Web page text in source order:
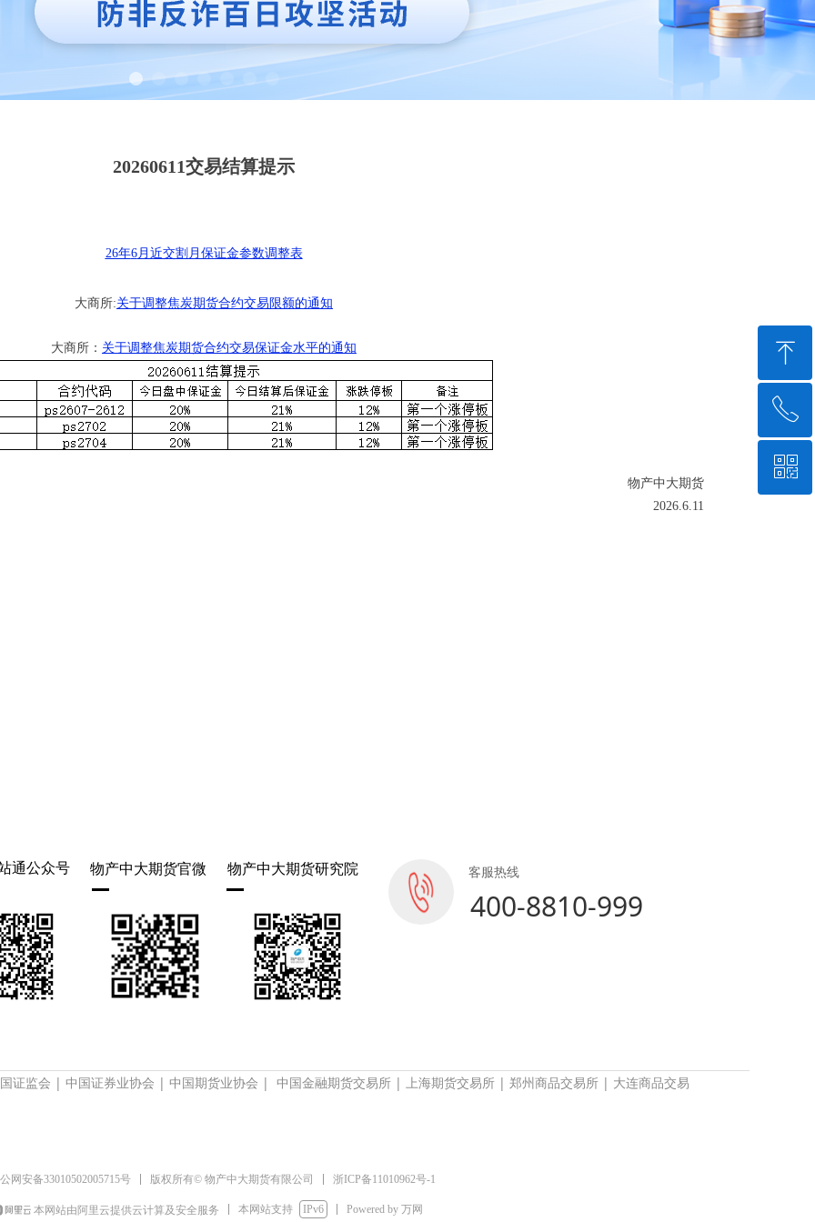
20260611交易结算提示
26年6月近交割月保证金参数调整表
大商所:关于调整焦炭期货合约交易限额的通知
大商所： 关于调整焦炭期货合约交易保证金水平的通知
物产中大期货
2026.6.11
客服热线
证监会 | 中国证券业协会 | 中国期货业协会 | 中国金融期货交易所 | 上海期货交易所 | 郑州商品交易所 | 大连商品交易
物产中大期货官微
通公众号
400-8810-999
物产中大期货研究院
网安备33010502005715号 版权所有© 物产中大期货有限公司 浙ICP备11010962号-1
本网站由阿里云提供云计算及安全服务 本网站支持 IPv6 Powered by 万网
ꁸ
回到顶部
ꂅ
400-8810-999
ꀥ